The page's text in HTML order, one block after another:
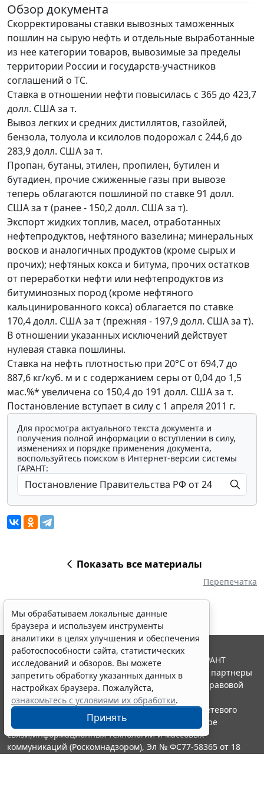
Обзор документа
Скорректированы ставки вывозных таможенных
пошлин на сырую нефть и отдельные выработанные
из нее категории товаров, вывозимые за пределы
территории России и государств-участников
соглашений о ТС.
Ставка в отношении нефти повысилась с 365 до 423,7
долл. США за т.
Вывоз легких и средних дистиллятов, газойлей,
бензола, толуола и ксилолов подорожал с 244,6 до
283,9 долл. США за т.
Пропан, бутаны, этилен, пропилен, бутилен и
бутадиен, прочие сжиженные газы при вывозе
теперь облагаются пошлиной по ставке 91 долл.
США за т (ранее - 150,2 долл. США за т).
Экспорт жидких топлив, масел, отработанных
нефтепродуктов, нефтяного вазелина; минеральных
восков и аналогичных продуктов (кроме сырых и
прочих); нефтяных кокса и битума, прочих остатков
от переработки нефти или нефтепродуктов из
битуминозных пород (кроме нефтяного
кальцинированного кокса) облагается по ставке
170,4 долл. США за т (прежняя - 197,9 долл. США за т).
В отношении указанных исключений действует
нулевая ставка пошлины.
Ставка на нефть плотностью при 20°С от 694,7 до
887,6 кг/куб. м и с содержанием серы от 0,04 до 1,5
мас.%* увеличена со 150,4 до 191 долл. США за т.
Постановление вступает в силу с 1 апреля 2011 г.
Для просмотра актуального текста документа и
получения полной информации о вступлении в силу,
изменениях и порядке применения документа,
воспользуйтесь поиском в Интернет-версии системы
ГАРАНТ:
Показать все материалы
Перепечатка
Мы обрабатываем локальные данные
браузера и используем инструменты
аналитики в целях улучшения и обеспечения
работоспособности сайта, статистических
исследований и обзоров. Вы можете
запретить обработку указанных данных в
настройках браузера. Пожалуйста,
ознакомьтесь с условиями их обработки.
Принять
© ООО "НПП "ГАРАНТ-СЕРВИС", 2026. Система ГАРАНТ
выпускается с 1990 года. Компания "Гарант" и ее партнеры
являются участниками Российской ассоциации правовой
информации ГАРАНТ.
Портал ГАРАНТ.РУ зарегистрирован в качестве сетевого
издания Федеральной службой по надзору в сфере
связи,информационных технологий и массовых
коммуникаций (Роскомнадзором), Эл № ФС77-58365 от 18